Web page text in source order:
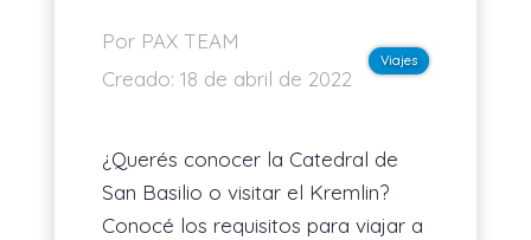
Por PAX TEAM
Creado: 18 de abril de 2022
Viajes
¿Querés conocer la Catedral de
San Basilio o visitar el Kremlin?
Conocé los requisitos para viajar a